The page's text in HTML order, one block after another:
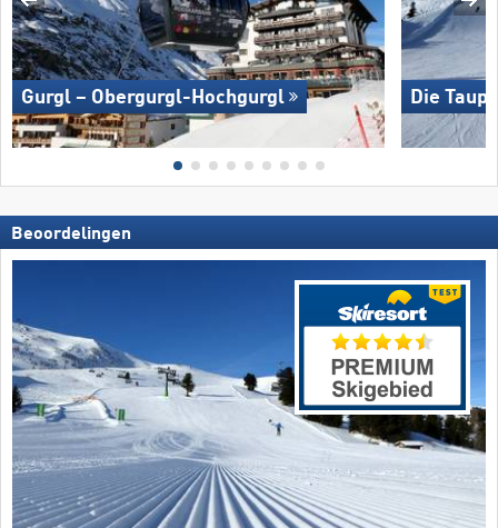
Gurgl – Obergurgl-Hochgurgl Die
Beoordelingen